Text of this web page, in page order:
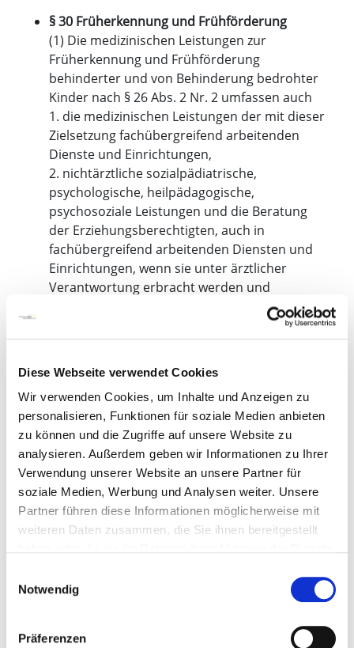
Diese Webseite verwendet Cookies
Wir verwenden Cookies, um Inhalte und Anzeigen zu
personalisieren, Funktionen für soziale Medien anbieten
zu können und die Zugriffe auf unsere Website zu
analysieren. Außerdem geben wir Informationen zu Ihrer
Verwendung unserer Website an unsere Partner für
soziale Medien, Werbung und Analysen weiter. Unsere
Partner führen diese Informationen möglicherweise mit
weiteren Daten zusammen, die Sie ihnen bereitgestellt
Notwendig
Präferenzen
§ 30 Früherkennung und Frühförderung
(1) Die medizinischen Leistungen zur
Früherkennung und Frühförderung
behinderter und von Behinderung bedrohter
Kinder nach § 26 Abs. 2 Nr. 2 umfassen auch
1. die medizinischen Leistungen der mit dieser
Zielsetzung fachübergreifend arbeitenden
Dienste und Einrichtungen,
2. nichtärztliche sozialpädiatrische,
psychologische, heilpädagogische,
psychosoziale Leistungen und die Beratung
der Erziehungsberechtigten, auch in
fachübergreifend arbeitenden Diensten und
Einrichtungen, wenn sie unter ärztlicher
Verantwortung erbracht werden und
erforderlich sind, um eine drohende oder
bereits eingetretene Behinderung zum
frühestmöglichen Zeitpunkt zu erkennen und
aufzustellen.
Leistungen nach Satz 1 werden als
Komplexleistung in Verbindung mit
heilpädagogischen Leistungen (§ 56) erbracht.
(2) Leistungen zur Früherkennung und
Frühförderung behinderter und von
Behinderung bedrohter Kinder umfassen des
Weiteren nichtärztliche therapeutische,
psychologische, heilpädagogische,
Erziehungsberechtigten durch interdisziplinäre
um eine drohende oder bereits eingetretene